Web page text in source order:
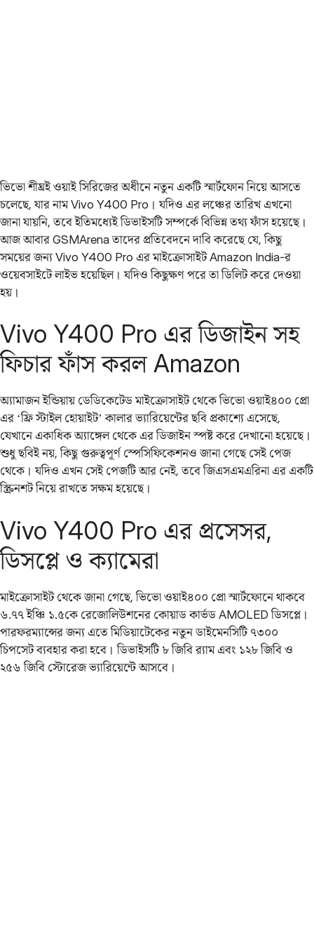
ভিভো শীঘ্রই ওয়াই সিরিজের অধীনে নতুন একটি স্মার্টফোন নিয়ে আসতে
চলেছে, যার নাম Vivo Y400 Pro। যদিও এর লঞ্চের তারিখ এখনো
জানা যায়নি, তবে ইতিমধ্যেই ডিভাইসটি সম্পর্কে বিভিন্ন তথ্য ফাঁস হয়েছে।
আজ আবার GSMArena তাদের প্রতিবেদনে দাবি করেছে যে, কিছু
সময়ের জন্য Vivo Y400 Pro এর মাইক্রোসাইট Amazon India-র
ওয়েবসাইটে লাইভ হয়েছিল। যদিও কিছুক্ষণ পরে তা ডিলিট করে দেওয়া
হয়।
Vivo Y400 Pro এর ডিজাইন সহ
ফিচার ফাঁস করল Amazon
অ্যামাজন ইন্ডিয়ায় ডেডিকেটেড মাইক্রোসাইট থেকে ভিভো ওয়াই৪০০ প্রো
এর ‘ফ্রি স্টাইল হোয়াইট’ কালার ভ্যারিয়েন্টের ছবি প্রকাশ্যে এসেছে,
যেখানে একাধিক অ্যাঙ্গেল থেকে এর ডিজাইন স্পষ্ট করে দেখানো হয়েছে।
শুধু ছবিই নয়, কিছু গুরুত্বপূর্ণ স্পেসিফিকেশনও জানা গেছে সেই পেজ
থেকে। যদিও এখন সেই পেজটি আর নেই, তবে জিএসএমএরিনা এর একটি
স্ক্রিনশট নিয়ে রাখতে সক্ষম হয়েছে।
Vivo Y400 Pro এর প্রসেসর,
ডিসপ্লে ও ক্যামেরা
মাইক্রোসাইট থেকে জানা গেছে, ভিভো ওয়াই৪০০ প্রো স্মার্টফোনে থাকবে
৬.৭৭ ইঞ্চি ১.৫কে রেজোলিউশনের কোয়াড কার্ভড AMOLED ডিসপ্লে।
পারফরম্যান্সের জন্য এতে মিডিয়াটেকের নতুন ডাইমেনসিটি ৭৩০০
চিপসেট ব্যবহার করা হবে। ডিভাইসটি ৮ জিবি র‌্যাম এবং ১২৮ জিবি ও
২৫৬ জিবি স্টোরেজ ভ্যারিয়েন্টে আসবে।